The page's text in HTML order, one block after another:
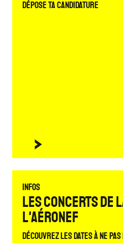
Dépose ta candidature
Infos
Les concerts de
L'Aéronef
Découvrez les dates à ne pas